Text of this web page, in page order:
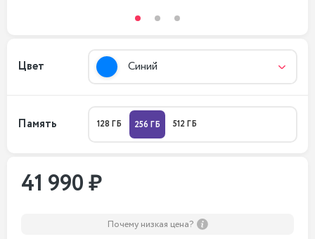
Цвет Синий
Память 128 ГБ 256 ГБ 512 ГБ
41 990 ₽
Почему низкая цена?